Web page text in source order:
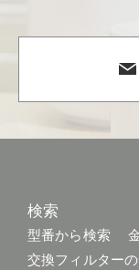
【新商品】立て
2023.7.27
【SNS】STAN.
ャンペーン開催中
検索
型番から検索
交換フィルター